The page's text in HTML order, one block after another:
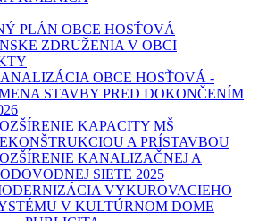
PLÁN OBCE HOSŤOVÁ
ZDRUŽENIA V OBCI
OBCE HOSŤOVÁ -
STAVBY PRED DOKONČENÍM
KAPACITY MŠ
A PRÍSTAVBOU
KANALIZAČNEJ A
SIETE 2025
VYKUROVACIEHO
V KULTÚRNOM DOME